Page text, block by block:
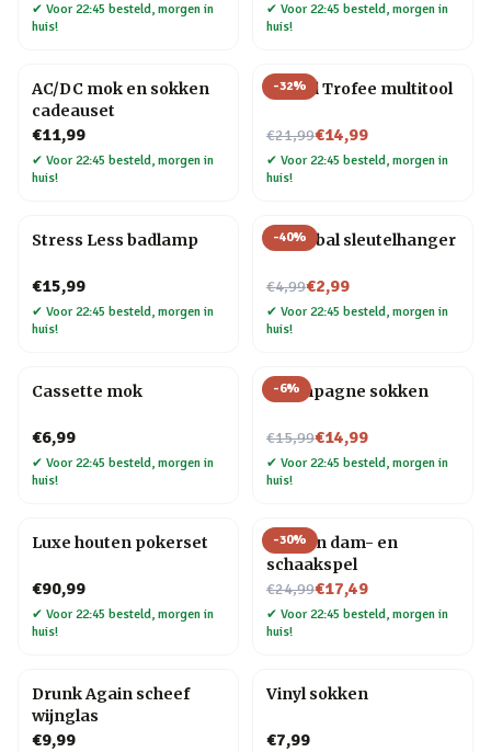
✔ Voor 22:45 besteld, morgen in
huis!
✔ Voor 22:45 besteld, morgen in
huis!
AC/DC mok en sokken
cadeauset
€11,99
✔ Voor 22:45 besteld, morgen in
huis!
-32%
#1 Dad Trofee multitool
€21,99
Nu voor€14,99
✔ Voor 22:45 besteld, morgen in
huis!
Stress Less badlamp
€15,99
✔ Voor 22:45 besteld, morgen in
huis!
-40%
Biljartbal sleutelhanger
€4,99
Nu voor€2,99
✔ Voor 22:45 besteld, morgen in
huis!
Cassette mok
€6,99
✔ Voor 22:45 besteld, morgen in
huis!
-6%
Champagne sokken
€15,99
Nu voor€14,99
✔ Voor 22:45 besteld, morgen in
huis!
Luxe houten pokerset
€90,99
✔ Voor 22:45 besteld, morgen in
huis!
-30%
Houten dam- en
schaakspel
€24,99
Nu voor€17,49
✔ Voor 22:45 besteld, morgen in
huis!
Drunk Again scheef
wijnglas
€9,99
Vinyl sokken
€7,99